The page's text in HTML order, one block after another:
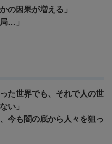
の因果が増える」
…」
た世界でも、それで人の世
い」
今も闇の底から人々を狙っ